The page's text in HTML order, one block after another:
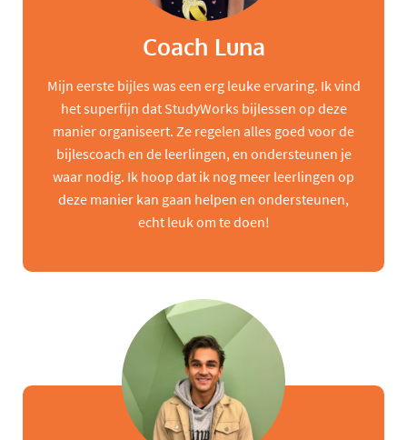
Coach Luna
Mijn eerste bijles was een erg leuke ervaring. Ik vind
het superfijn dat StudyWorks bijlessen op deze
manier organiseert. Ze regelen alles goed voor de
bijlescoach en de leerlingen, en ondersteunen je
waar nodig. Ik hoop dat ik nog meer leerlingen op
deze manier kan gaan helpen en ondersteunen,
echt leuk om te doen!